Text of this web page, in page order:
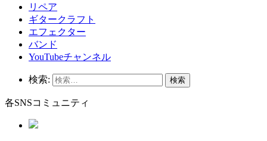
リペア
ギタークラフト
エフェクター
バンド
YouTubeチャンネル
検索:
各SNSコミュニティ